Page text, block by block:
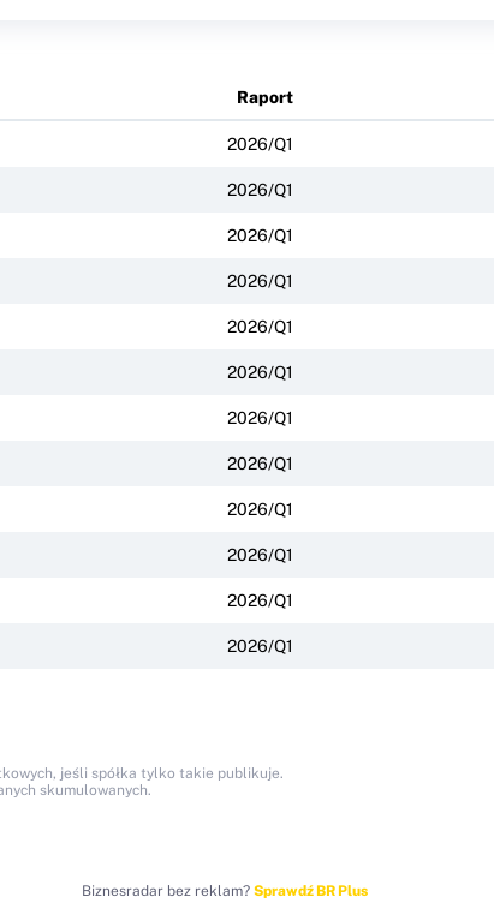
Raport
2026/Q1
2026/Q1
2026/Q1
2026/Q1
2026/Q1
2026/Q1
2026/Q1
2026/Q1
2026/Q1
2026/Q1
2026/Q1
2026/Q1
jeśli spółka tylko takie publikuje.
skumulowanych.
Biznesradar bez reklam? Sprawdź BR Plus